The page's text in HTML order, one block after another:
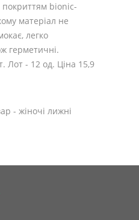
покриттям bionic-
матеріал не
легко
герметичні.
Лот - 12 од. Ціна 15,9
- жіночі лижні